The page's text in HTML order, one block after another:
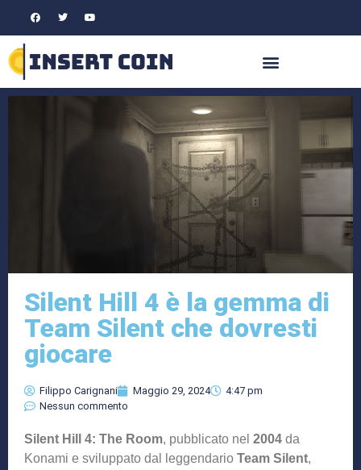
Silent Hill 4 è la gemma di
Team Silent che dovresti
giocare
Filippo Carignani Maggio 29, 2024
4:47 pm
Nessun commento
Silent Hill 4: The Room, pubblicato nel 2004 da
Konami e sviluppato dal leggendario Team Silent,